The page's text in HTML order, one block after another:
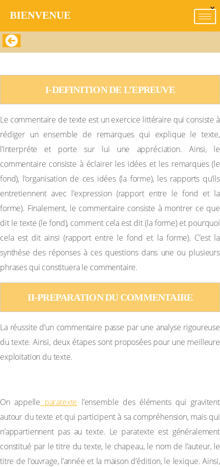
BIENVENUE​
I-DEFINITION DE L’EPREUVE
Le commentaire de texte est un exercice littéraire qui consiste à
rédiger un ensemble de remarques qui explique le texte,
l’interpréte et porte sur lui une appréciation. Ainsi, le
commentaire consiste à éclairer les idées et les remarques (le
fond), l’organisation de ces idées (la forme), les rapports qu’ils
entretiennent avec l’expression (rapport entre le fond et la
forme). Finalement, le commentaire consiste à montrer ce que
dit le texte (le fond), comment cela est dit (la forme) et pourquoi
cela est dit ainsi (rapport entre le fond et la forme). C’est la
synthése des réponses à ces questions dans une ou plusieurs
phrases qui constituera le commentaire.
II-PREPARATION DU COMMENTAIRE
La réussite d’un commentaire passe par une analyse rigoureuse
du texte. Ainsi, deux étapes sont proposées pour une meilleure
exploitation du texte.
On appelle paratexte l’ensemble des éléments qui gravitent
autour du texte et qui participent à sa compréhension, mais qui
n’appartiennent pas au texte. Le paratexte est généralement
constitué par le titre du texte, le chapeau, le nom de l’auteur, le
titre de l’ouvrage, l’année et la maison d’édition, le lexique. Ainsi,
×